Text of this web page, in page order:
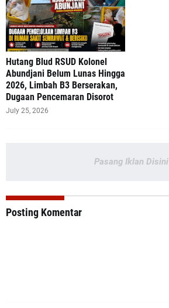
‎Hutang Blud RSUD Kolonel
Abundjani Belum Lunas Hingga
2026, Limbah B3 Berserakan,
Dugaan Pencemaran Disorot
July 25, 2026
Pasang Iklan Disini
Posting Komentar